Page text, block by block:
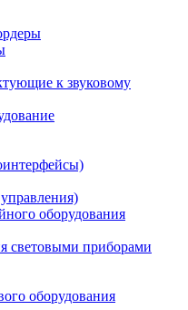
к звуковому
оборудования
световыми приборами
оборудования